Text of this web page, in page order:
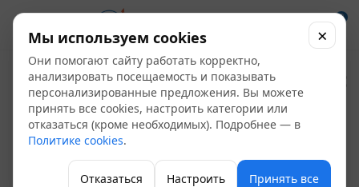
0
Фланец ответный на
гидрант Эконом с
лысками
Аксессуары пожарного оборудования
Мы используем cookies
Они помогают сайту работать корректно,
анализировать посещаемость и показывать
персонализированные предложения. Вы можете
принять все cookies, настроить категории или
отказаться (кроме необходимых). Подробнее — в
Политике cookies.
Отказаться Настроить Принять все
×